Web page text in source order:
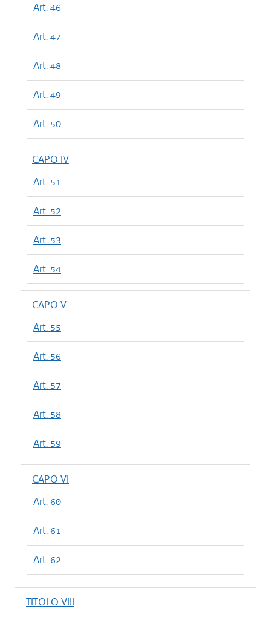
Art. 46
Art. 47
Art. 48
Art. 49
Art. 50
CAPO IV
Art. 51
Art. 52
Art. 53
Art. 54
CAPO V
Art. 55
Art. 56
Art. 57
Art. 58
Art. 59
CAPO VI
Art. 60
Art. 61
Art. 62
TITOLO VIII